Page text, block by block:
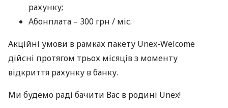
рахунку;
Абонплата – 300 грн / міс.
Акційні умови в рамках пакету Unex-Welcome
дійсні протягом трьох місяців з моменту
відкриття рахунку в банку.
Ми будемо раді бачити Вас в родині Unex!